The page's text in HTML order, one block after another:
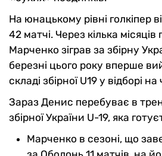
На юнацькому рівні голкіпер
42 матчі. Через кілька
Марченко зіграв за збірну
березні цього року вперше
складі збірної U19 у відборі
Зараз Денис перебуває в
збірної України U-19, яка
Марченко в сезоні, що